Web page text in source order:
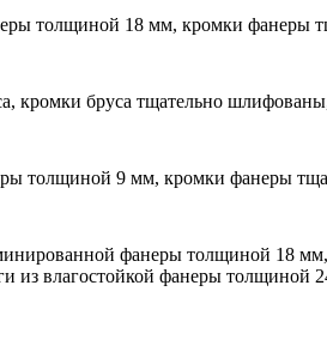
толщиной 18 мм, кромки фанеры
кромки бруса тщательно
толщиной 9 мм, кромки фанеры
фанеры толщиной 18
из влагостойкой фанеры